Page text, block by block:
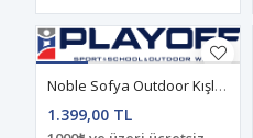
Noble Sofya Outdoor Kışlık Pantolon Siyah
1.399,00 TL